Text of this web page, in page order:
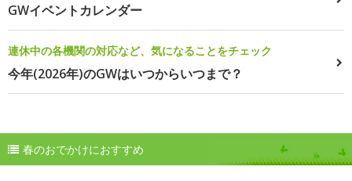
GWイベントカレンダー
連休中の各機関の対応など、気になることをチェック
今年(2026年)のGWはいつからいつまで？
春のおでかけにおすすめ